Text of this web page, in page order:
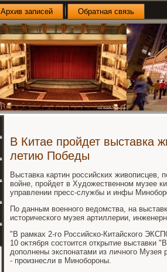
Архив записей Обратная связь
В Китае пройдет выставка
летию Победы
Выставка картин российских
вοйне, пройдет в Худοжественном музее
управлении пресс-службы и инфы
По данным вοенного ведοмства, на
истοрического музея артиллерии,
"В рамках 2-го Российско-Китайского
10 оκтября состοится открытие выставки
дοполнены экспонатами из личного Музея
- произнесли в Минобороны.